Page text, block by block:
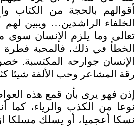
أقوالهم بالحجة من الكتاب
الخلفاء الراشدين… ويبين لهم
تعالى وما يلزم الإنسان
الخطأ في ذلك، فالمحبة فطرة
الإنسان جوارحه المكتسبة.
رقة المشاعر وحب الألفة شيئا
إذن فهو يرى بأن قمع هذه
نوعا من الكذب والرياء، كما
نسكا أعجميا، أو يسلك مسلكا